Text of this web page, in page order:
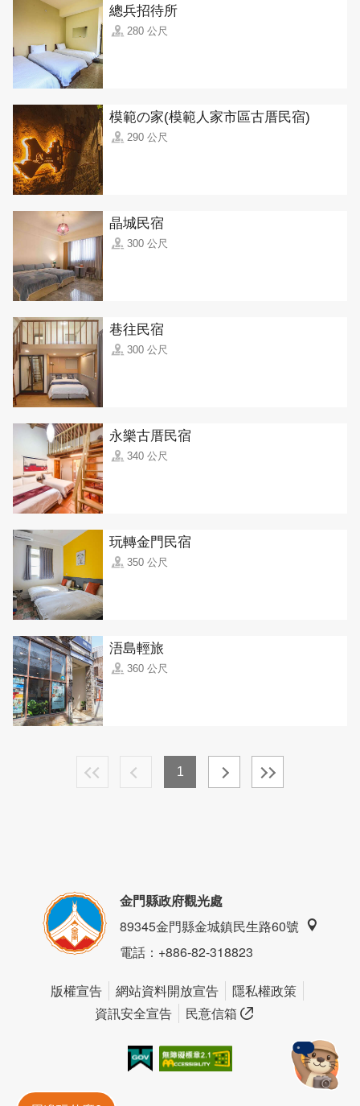
總兵招待所
280 公尺
模範の家(模範人家市區古厝民宿)
290 公尺
晶城民宿
300 公尺
巷往民宿
300 公尺
永樂古厝民宿
340 公尺
玩轉金門民宿
350 公尺
浯島輕旅
360 公尺
1
金門縣政府觀光處
89345金門縣金城鎮民生路60號
電話：+886-82-318823
版權宣告 網站資料開放宣告
隱私權政策
資訊安全宣告
民意信箱